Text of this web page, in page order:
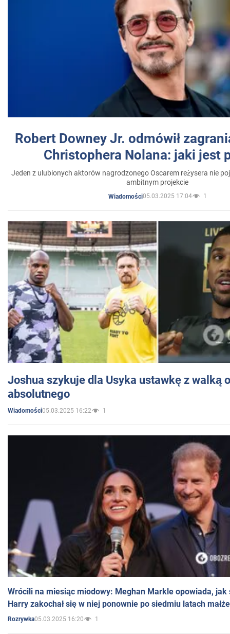
Robert Downey Jr. odmówił
Christophera Nolana: jaki jest
Jeden z ulubionych aktorów nagrodzonego Oscarem reżysera nie
ambitnym projekcie
Wiadomości05.03.2025 17:04 1
Joshua szykuje dla Usyka ustawkę z walką
absolutnego
Wiadomości05.03.2025 16:22 1
Wrócili na miesiąc miodowy: Meghan Markle opowiada, jak
Harry zakochał się w niej ponownie po siedmiu latach
Rozrywka05.03.2025 16:20 1